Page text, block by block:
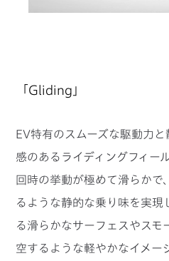
「Gliding」
EV特有のスムーズな駆動力
感のあるライディングフィー
回時の挙動が極めて滑らかで
るような静的な乗り味を実現
る滑らかなサーフェスやスモ
空するような軽やかなイメー